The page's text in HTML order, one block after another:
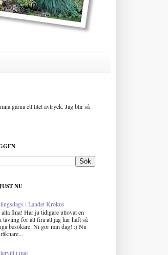
gärna ett litet avtryck. Jag blir så
NU
i Landet Krokus
fina! Har ju tidigare utlovat en
tävling för att fira att jag har haft så
besökare. Ni gör min dag! :) Nu
i maj